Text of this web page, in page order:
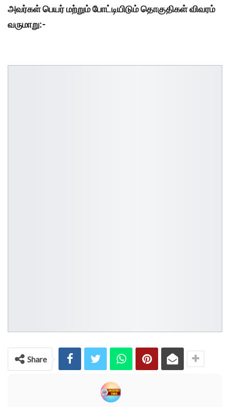
அவர்கள் பெயர் மற்றும் போட்டியிடும் தொகுதிகள் விவரம்
வருமாறு:-
Share